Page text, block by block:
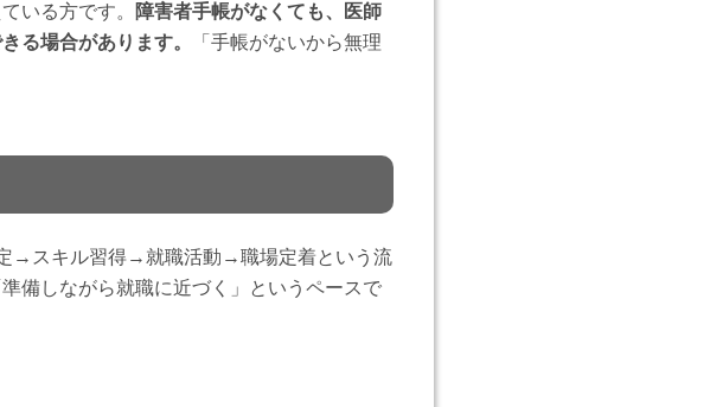
いる方です。
障害者手帳がなくても、医師
る場合があります。
「手帳がないから無理
→スキル習得→就職活動→職場定着という流
備しながら就職に近づく」というペースで